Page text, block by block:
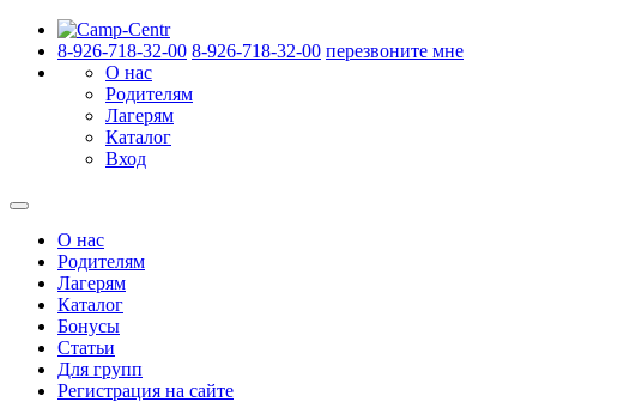
8-926-718-32-00 8-926-718-32-00 перезвоните мне
О нас
Родителям
Лагерям
Каталог
Вход
О нас
Родителям
Лагерям
Каталог
Бонусы
Статьи
Для групп
Регистрация на сайте